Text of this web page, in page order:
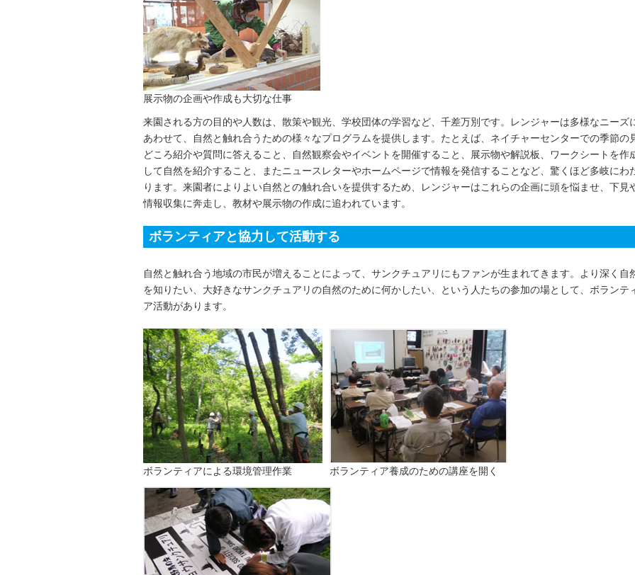
展示物の企画や作成も大切な仕事
来園される方の目的や人数は、散策や観光、学校団体の学習など、千差万別です。レンジャーは多様なニーズ
あわせて、自然と触れ合うための様々なプログラムを提供します。たとえば、ネイチャーセンターでの季節の
どころ紹介や質問に答えること、自然観察会やイベントを開催すること、展示物や解説板、ワークシートを作
して自然を紹介すること、またニュースレターやホームページで情報を発信することなど、驚くほど多岐にわ
ります。来園者によりよい自然との触れ合いを提供するため、レンジャーはこれらの企画に頭を悩ませ、下見
情報収集に奔走し、教材や展示物の作成に追われています。
ボランティアと協力して活動する
自然と触れ合う地域の市民が増えることによって、サンクチュアリにもファンが生まれてきます。より深く自
を知りたい、大好きなサンクチュアリの自然のために何かしたい、という人たちの参加の場として、ボランテ
ア活動があります。
ボランティアによる環境管理作業 ボランティア養成のための講座を開く